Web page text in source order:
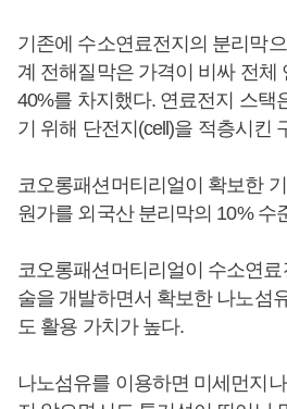
기존에 수소연료전지의 분리막
계 전해질막은 가격이 비싸 전체
40%를 차지했다. 연료전지 스택
기 위해 단전지(cell)을 적층시킨
코오롱패션머티리얼이 확보한
원가를 외국산 분리막의 10% 수
코오롱패션머티리얼이 수소연료
술을 개발하면서 확보한 나노섬
도 활용 가치가 높다.
나노섬유를 이용하면 미세먼지